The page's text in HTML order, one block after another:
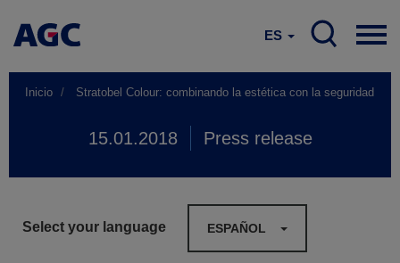
ES
Inicio Stratobel Colour: combinando la estética con la seguridad
15.01.2018 Press release
Select your language ESPAÑOL